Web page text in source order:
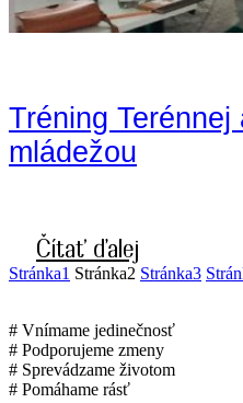
Tréning
mládežou
Čítať ďalej
Stránka1 Stránka2 Stránka3
# Vnímame jedinečnosť
# Podporujeme zmeny
# Sprevádzame životom
# Pomáhame rásť